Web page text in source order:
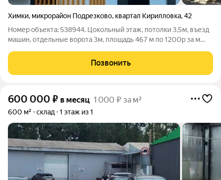
Химки, микрорайон Подрезково, квартал Кирилловка,42
Номер объекта: 538944. Цoкольный этаж, потолки 3,5м, въезд
машин, отдельные ворота 3м, площадь 467 м по 1200p за м
централизованное Вентиляция - Локальная приточно-
вытяжная Центральные системы
Позвонить
600 000 ₽ в месяц 1 000 ₽ за м²
600 м² склад 1 этаж из 1